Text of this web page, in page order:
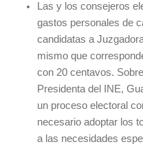
Las y los consejeros
gastos personales de
candidatas a
mismo que
con 20 centavos.
Presidenta del INE,
un proceso electoral
necesario adoptar los
a las necesidades